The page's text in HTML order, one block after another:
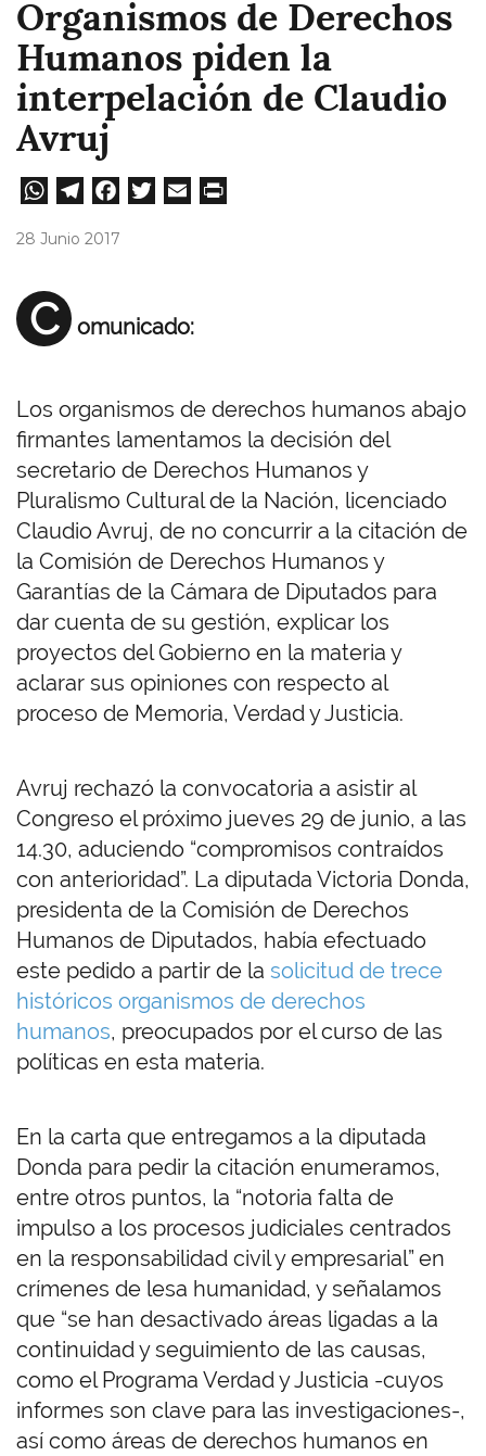
Organismos de Derechos
Humanos piden la
interpelación de Claudio
Avruj
W
A
pp
Te
m
Fa
28 Junio 2017
C omunicado:
Los organismos de derechos humanos abajo
firmantes lamentamos la decisión del
secretario de Derechos Humanos y
Pluralismo Cultural de la Nación, licenciado
Claudio Avruj, de no concurrir a la citación de
la Comisión de Derechos Humanos y
Garantías de la Cámara de Diputados para
dar cuenta de su gestión, explicar los
proyectos del Gobierno en la materia y
aclarar sus opiniones con respecto al
proceso de Memoria, Verdad y Justicia.
Avruj rechazó la convocatoria a asistir al
Congreso el próximo jueves 29 de junio, a las
14.30, aduciendo “compromisos contraídos
con anterioridad”. La diputada Victoria Donda,
presidenta de la Comisión de Derechos
Humanos de Diputados, había efectuado
este pedido a partir de la solicitud de trece
históricos organismos de derechos
humanos, preocupados por el curso de las
políticas en esta materia.
En la carta que entregamos a la diputada
Donda para pedir la citación enumeramos,
entre otros puntos, la “notoria falta de
impulso a los procesos judiciales centrados
en la responsabilidad civil y empresarial” en
crímenes de lesa humanidad, y señalamos
que “se han desactivado áreas ligadas a la
continuidad y seguimiento de las causas,
como el Programa Verdad y Justicia -cuyos
informes son clave para las investigaciones-,
así como áreas de derechos humanos en